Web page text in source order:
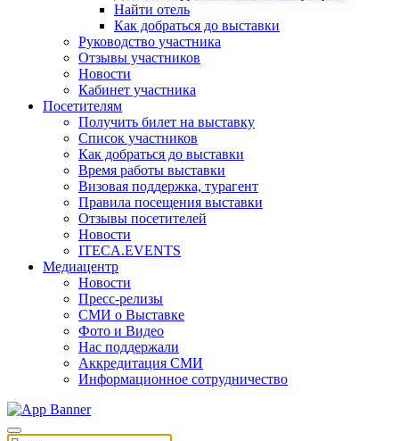
Найти отель
Как добраться до выставки
Руководство участника
Отзывы участников
Новости
Кабинет участника
Посетителям
Получить билет на выставку
Список участников
Как добраться до выставки
Время работы выставки
Визовая поддержка, турагент
Правила посещения выставки
Отзывы посетителей
Новости
ITECA.EVENTS
Медиацентр
Новости
Пресс-релизы
СМИ о Выставке
Фото и Видео
Нас поддержали
Аккредитация СМИ
Информационное сотрудничество